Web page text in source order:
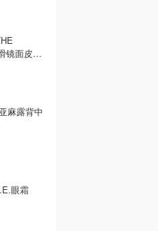
镜面皮芭
麻露背中
眼霜